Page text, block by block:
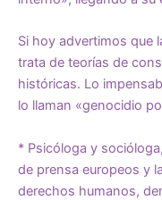
Si hoy advertimos que
trata de teorías de
históricas. Lo
lo llaman «genocidio
* Psicóloga y
de prensa europeos y
derechos humanos,